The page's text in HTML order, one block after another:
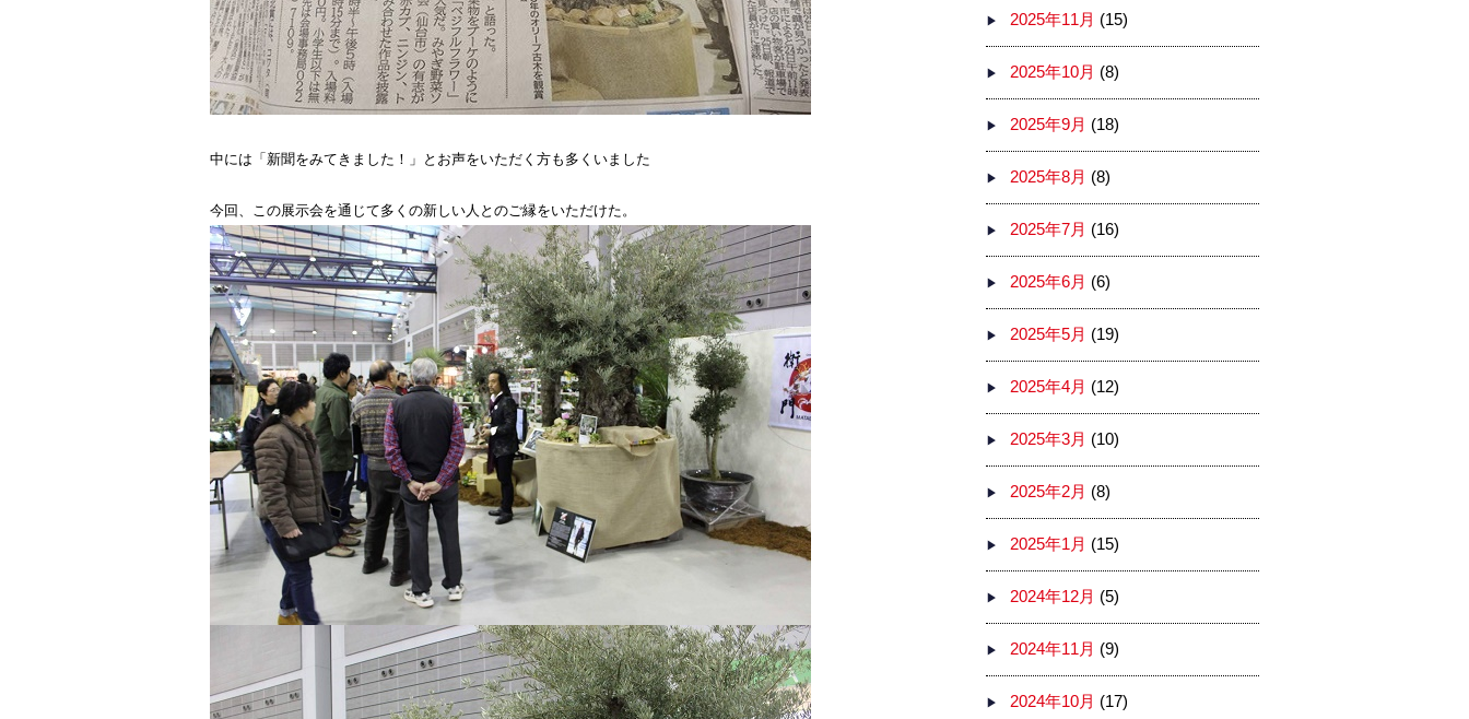
中には「新聞をみてきました！」とお声をいただく方も多くいました
今回、この展示会を通じて多くの新しい人とのご縁をいただけた。
2025年11月 (15)
2025年10月 (8)
2025年9月 (18)
2025年8月 (8)
2025年7月 (16)
2025年6月 (6)
2025年5月 (19)
2025年4月 (12)
2025年3月 (10)
2025年2月 (8)
2025年1月 (15)
2024年12月 (5)
2024年11月 (9)
2024年10月 (17)